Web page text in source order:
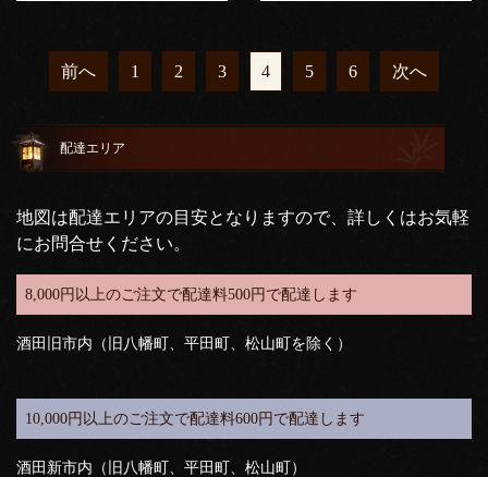
前へ 1 2 3 4 5 6 次へ
配達エリア
地図は配達エリアの目安となりますので、詳しくはお気軽
にお問合せください。
8,000円以上のご注文で配達料500円で配達します
酒田旧市内（旧八幡町、平田町、松山町を除く）
10,000円以上のご注文で配達料600円で配達します
酒田新市内（旧八幡町、平田町、松山町）